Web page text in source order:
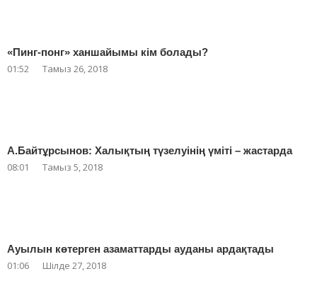
«Пинг-понг» ханшайымы кім болады?
01:52 Тамыз 26, 2018
А.Байтұрсынов: Халықтың түзелуінің үміті – жастарда
08:01 Тамыз 5, 2018
Ауылын көтерген азаматтарды ауданы ардақтады
01:06 Шілде 27, 2018